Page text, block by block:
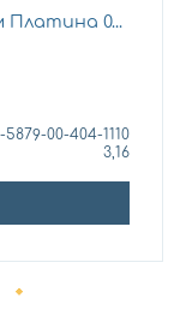
Платина 0...
5879-00-404-1110
3,16